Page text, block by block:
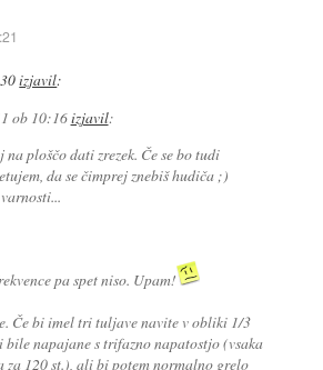
izjavil:
ob 10:16izjavil:
na ploščo dati zrezek. Če se bo tudi
da se čimprej znebiš hudiča ;)
pa spet niso. Upam!
Če bi imel tri tuljave navite v obliki 1/3
bile napajane s trifazno napatostjo (vsaka
za 120 st.), ali bi potem normalno grelo